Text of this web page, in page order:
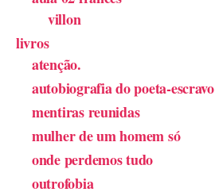
villon
livros
atenção.
autobiografia do poeta-escravo
mentiras reunidas
mulher de um homem só
onde perdemos tudo
outrofobia